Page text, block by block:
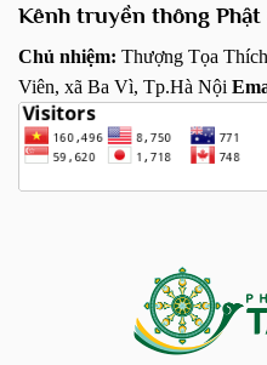
Kênh truyền thông Phật
Chủ nhiệm: Thượng Tọa
Viên, xã Ba Vì, Tp.Hà Nội